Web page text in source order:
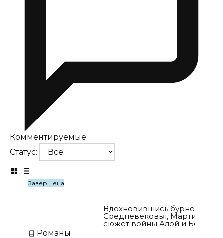
Комментируемые
Статус:
Завершена
Вдохновившись бурной
Средневековья, Мартин
сюжет войны Алой и Белой
Романы